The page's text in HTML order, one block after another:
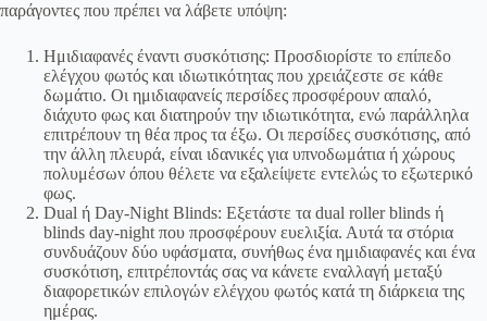
παράγοντες που πρέπει να λάβετε υπόψη:
Ημιδιαφανές έναντι συσκότισης: Προσδιορίστε το επίπεδο
ελέγχου φωτός και ιδιωτικότητας που χρειάζεστε σε κάθε
δωμάτιο. Οι ημιδιαφανείς περσίδες προσφέρουν απαλό,
διάχυτο φως και διατηρούν την ιδιωτικότητα, ενώ παράλληλα
επιτρέπουν τη θέα προς τα έξω. Οι περσίδες συσκότισης, από
την άλλη πλευρά, είναι ιδανικές για υπνοδωμάτια ή χώρους
πολυμέσων όπου θέλετε να εξαλείψετε εντελώς το εξωτερικό
φως.
Dual ή Day-Night Blinds: Εξετάστε τα dual roller blinds ή
blinds day-night που προσφέρουν ευελιξία. Αυτά τα στόρια
συνδυάζουν δύο υφάσματα, συνήθως ένα ημιδιαφανές και ένα
συσκότιση, επιτρέποντάς σας να κάνετε εναλλαγή μεταξύ
διαφορετικών επιλογών ελέγχου φωτός κατά τη διάρκεια της
ημέρας.